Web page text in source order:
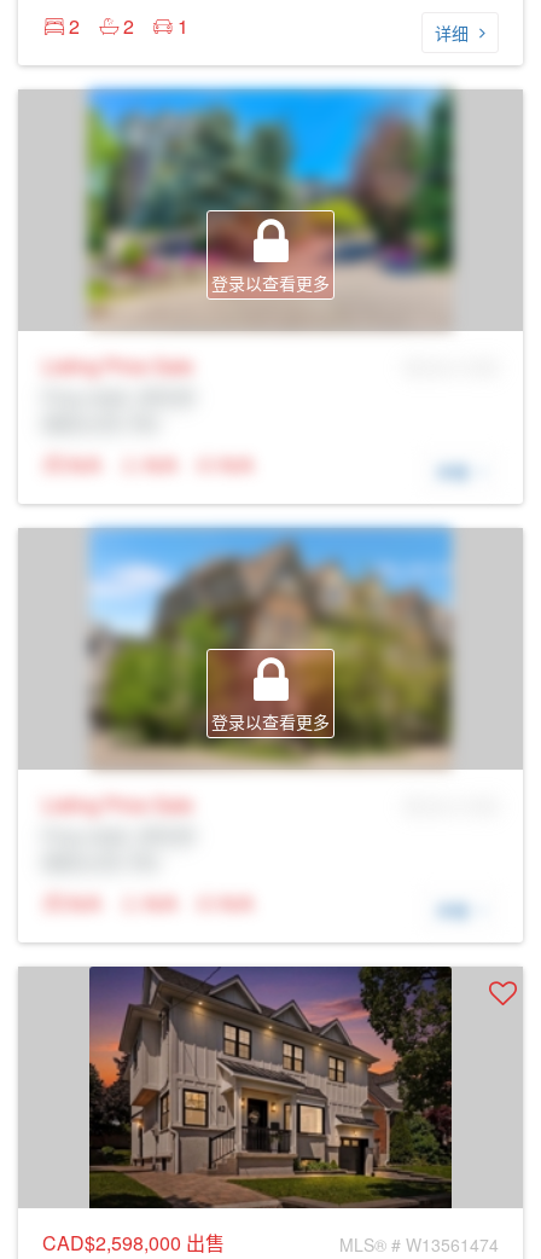
2
2 1 详细
登录以查看更多
Listing Price Sale
N/A
N/A N/A 详细
登录以查看更多
Listing Price Sale
N/A
N/A N/A 详细
CAD$2,598,000 出售 MLS® # W13561474